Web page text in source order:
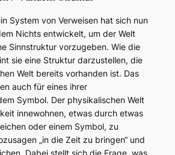
System von Verweisen hat sich nun
Nichts entwickelt, um der Welt
Sinnstruktur vorzugeben. Wie die
sie eine Struktur darzustellen, die
Welt bereits vorhanden ist. Das
auch für eines ihrer
Symbol. Der physikalischen Welt
innewohnen, etwas durch etwas
oder einem Symbol, zu
„in die Zeit zu bringen“ und
Dabei stellt sich die Frage, was